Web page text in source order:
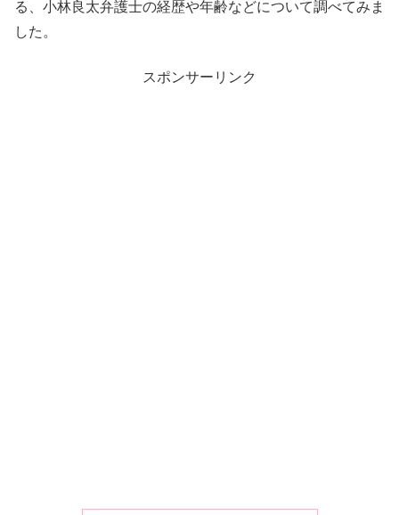
る、小林良太弁護士の経歴や年齢などについて調べてみま
した。
スポンサーリンク